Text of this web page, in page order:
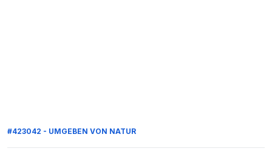
#423042 - UMGEBEN VON NATUR